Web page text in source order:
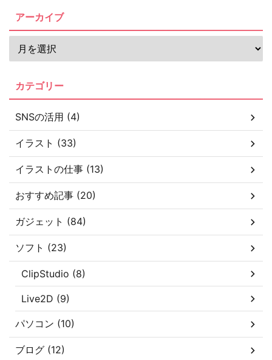
アーカイブ
カテゴリー
SNSの活用 (4)
イラスト (33)
イラストの仕事 (13)
おすすめ記事 (20)
ガジェット (84)
ソフト (23)
ClipStudio (8)
Live2D (9)
パソコン (10)
ブログ (12)